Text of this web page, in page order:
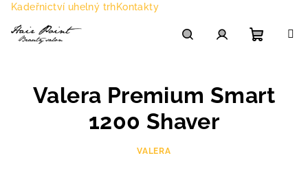
Přejít
obsah
Kadeřnictví uhelný trhKontakty
košík
Valera Premium Smart
1200 Shaver
VALERA